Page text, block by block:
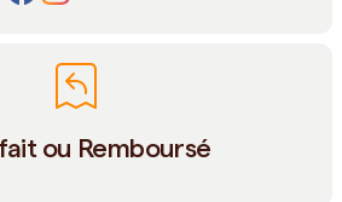
ou Remboursé